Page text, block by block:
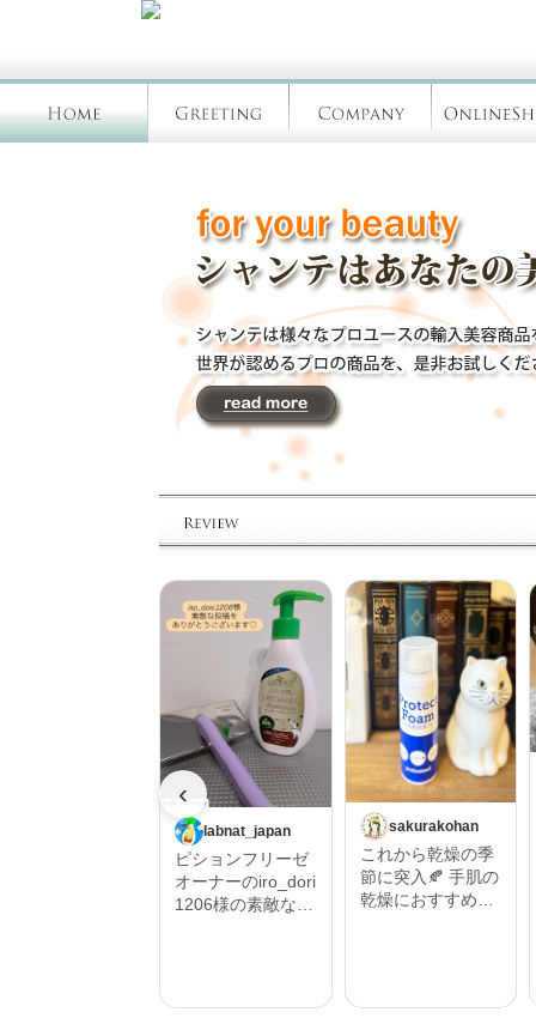
labnat_japan
ピションフリーゼ
オーナーのiro_dori
1206様の素敵な投
sakurakohan
これから乾燥の季
節に突入🍂 手肌の
乾燥におすすめし
湿を与えるムース
‹